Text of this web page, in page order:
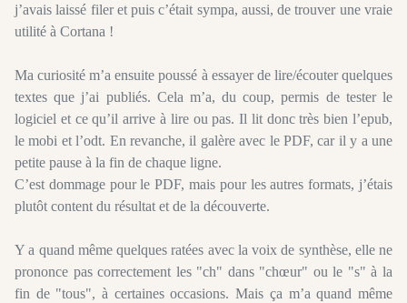
j’avais laissé filer et puis c’était sympa, aussi, de trouver une vraie
utilité à Cortana !
Ma curiosité m’a ensuite poussé à essayer de lire/écouter quelques
textes que j’ai publiés. Cela m’a, du coup, permis de tester le
logiciel et ce qu’il arrive à lire ou pas. Il lit donc très bien l’epub,
le mobi et l’odt. En revanche, il galère avec le PDF, car il y a une
petite pause à la fin de chaque ligne.
C’est dommage pour le PDF, mais pour les autres formats, j’étais
plutôt content du résultat et de la découverte.
Y a quand même quelques ratées avec la voix de synthèse, elle ne
prononce pas correctement les "ch" dans "chœur" ou le "s" à la
fin de "tous", à certaines occasions. Mais ça m’a quand même